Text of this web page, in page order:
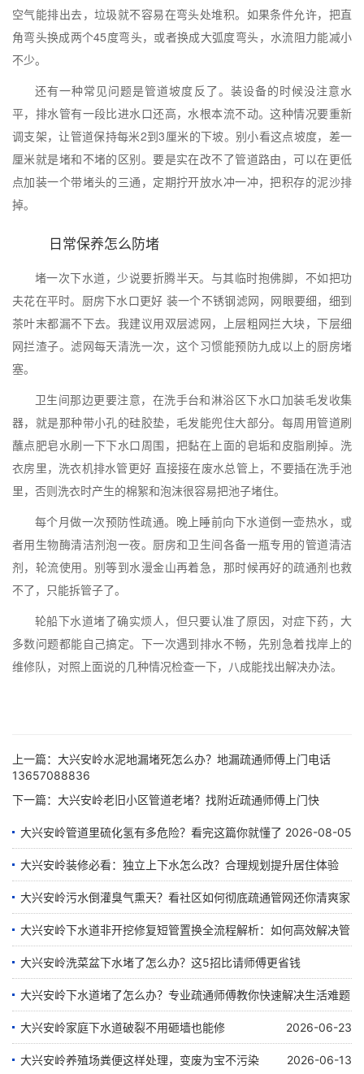
空气能排出去，垃圾就不容易在弯头处堆积。如果条件允许，把直
角弯头换成两个45度弯头，或者换成大弧度弯头，水流阻力能减小
不少。
还有一种常见问题是管道坡度反了。装设备的时候没注意水
平，排水管有一段比进水口还高，水根本流不动。这种情况要重新
调支架，让管道保持每米2到3厘米的下坡。别小看这点坡度，差一
厘米就是堵和不堵的区别。要是实在改不了管道路由，可以在更低
点加装一个带堵头的三通，定期拧开放水冲一冲，把积存的泥沙排
掉。
日常保养怎么防堵
堵一次下水道，少说要折腾半天。与其临时抱佛脚，不如把功
夫花在平时。厨房下水口更好 装一个不锈钢滤网，网眼要细，细到
茶叶末都漏不下去。我建议用双层滤网，上层粗网拦大块，下层细
网拦渣子。滤网每天清洗一次，这个习惯能预防九成以上的厨房堵
塞。
卫生间那边更要注意，在洗手台和淋浴区下水口加装毛发收集
器，就是那种带小孔的硅胶垫，毛发能兜住大部分。每周用管道刷
蘸点肥皂水刷一下下水口周围，把黏在上面的皂垢和皮脂刷掉。洗
衣房里，洗衣机排水管更好 直接接在废水总管上，不要插在洗手池
里，否则洗衣时产生的棉絮和泡沫很容易把池子堵住。
每个月做一次预防性疏通。晚上睡前向下水道倒一壶热水，或
者用生物酶清洁剂泡一夜。厨房和卫生间各备一瓶专用的管道清洁
剂，轮流使用。别等到水漫金山再着急，那时候再好的疏通剂也救
不了，只能拆管子了。
轮船下水道堵了确实烦人，但只要认准了原因，对症下药，大
多数问题都能自己搞定。下一次遇到排水不畅，先别急着找岸上的
维修队，对照上面说的几种情况检查一下，八成能找出解决办法。
上一篇： 大兴安岭水泥地漏堵死怎么办？地漏疏通师傅上门电话
13657088836
下一篇： 大兴安岭老旧小区管道老堵？找附近疏通师傅上门快
大兴安岭管道里硫化氢有多危险？看完这篇你就懂了 2026-08-05
大兴安岭装修必看：独立上下水怎么改？合理规划提升居住体验
2026-07-28
大兴安岭污水倒灌臭气熏天？看社区如何彻底疏通管网还你清爽家
园
2026-07-24
大兴安岭下水道非开挖修复短管置换全流程解析：如何高效解决管
道堵塞难题
2026-07-23
大兴安岭洗菜盆下水堵了怎么办？这5招比请师傅更省钱
2026-07-17
大兴安岭下水道堵了怎么办？专业疏通师傅教你快速解决生活难题
2026-07-07
大兴安岭家庭下水道破裂不用砸墙也能修 2026-06-23
大兴安岭养殖场粪便这样处理，变废为宝不污染 2026-06-13